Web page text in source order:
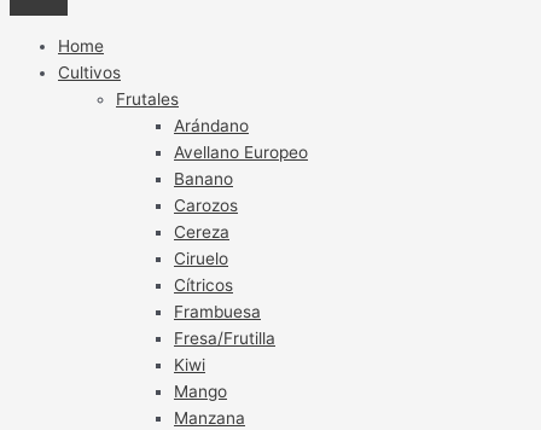
Home
Cultivos
Frutales
Arándano
Avellano Europeo
Banano
Carozos
Cereza
Ciruelo
Cítricos
Frambuesa
Fresa/Frutilla
Kiwi
Mango
Manzana